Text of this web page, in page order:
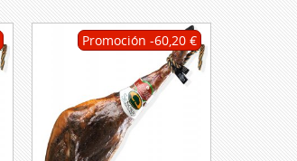
Promoción -60,20 €